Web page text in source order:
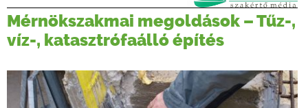
ONLINE KÉPZÉSEK
TERVEZÉSI SEGÉDLETEK
Mérnökszakmai megoldások – Tűz-,
víz-, katasztrófaálló építés